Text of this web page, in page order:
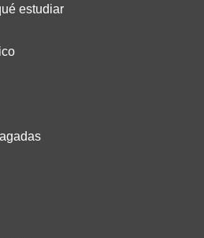
estudiar